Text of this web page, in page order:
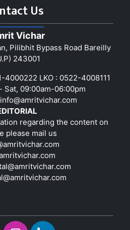
Us
Vichar
Pilibhit Bypass Road Bareilly
243001
4000222 LKO : 0522-4008111
Sat, 09:00am-06:00pm
info@amritvichar.com
regarding the content on
please mail us